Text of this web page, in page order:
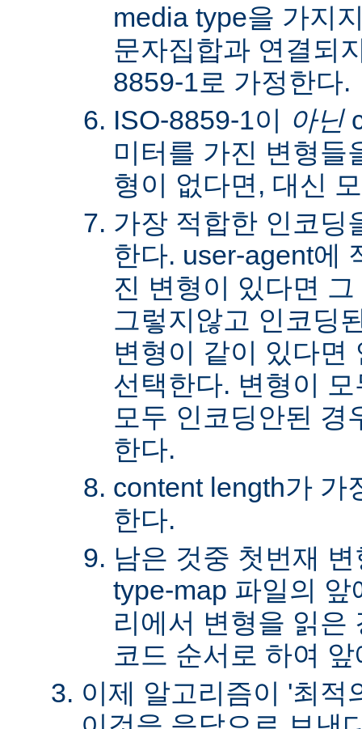
media type을 가지
문자집합과 연결되
8859-1로 가정한다.
ISO-8859-1이 아닌
미터를 가진 변형들
형이 없다면, 대신
가장 적합한 인코딩
한다. user-agent에
진 변형이 있다면
그렇지않고 인코딩
변형이 같이 있다면
선택한다. 변형이
모두 인코딩안된 경
한다.
content length가 가
한다.
남은 것중 첫번재
type-map 파일의
리에서 변형을 읽은
코드 순서로 하여
이제 알고리즘이 '최적